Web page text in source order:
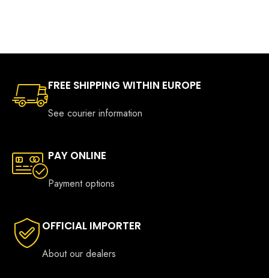
FREE SHIPPING WITHIN EUROPE
See courier information
PAY ONLINE
Payment options
OFFICIAL IMPORTER
About our dealers